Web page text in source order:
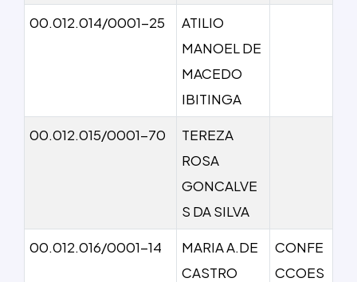
00.012.014/0001-25
ATILIO
MANOEL DE
MACEDO
IBITINGA
00.012.015/0001-70
TEREZA
ROSA
GONCALVE
S DA SILVA
00.012.016/0001-14
MARIA A.DE
CASTRO
CONFE
CCOES